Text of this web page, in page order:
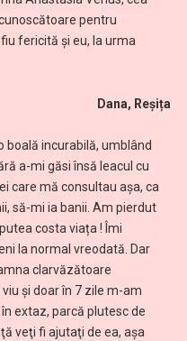
pentru
fericită și eu, la urma
incurabilă, umblând
a-mi găsi însă leacul cu
care mă consultau așa, ca
să-mi ia banii. Am pierdut
costa viața ! Îmi
la normal vreodată. Dar
clarvăzătoare
şi doar în 7 zile m-am
extaz, parcă plutesc de
veţi fi ajutaţi de ea, aşa